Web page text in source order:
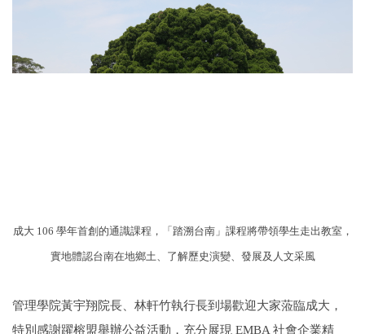
成大 106 學年首創的通識課程，「踏溯台南」課程將帶領學生走出教室，
實地體認台南在地鄉土、了解歷史演變、發展及人文采風
管理學院黃宇翔院長、林軒竹執行長到場歡迎大家蒞臨成大，
特別感謝躍榕盟舉辦公益活動，充分展現 EMBA 社會企業精